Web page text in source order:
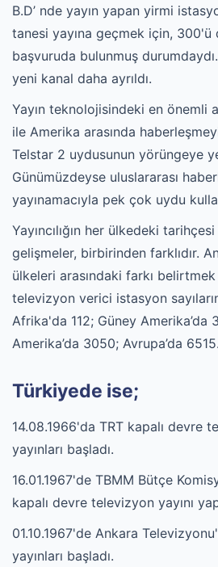
B.D’ nde yayın yapan yirmi
tanesi yayına geçmek için, 300'ü
başvuruda bulunmuş
yeni kanal daha ayrıldı.
Yayın teknolojisindeki en önemli
ile Amerika arasında
Telstar 2 uydusunun yörüngeye
Günümüzdeyse uluslararası
yayınamacıyla pek çok uydu
Yayıncılığın her ülkedeki
gelişmeler, birbirinden farklıdır.
ülkeleri arasındaki farkı belirtmek
televizyon verici istasyon
Afrika'da 112; Güney Amerika’da
Amerika’da 3050; Avrupa’da 6515.
Türkiyede ise;
14.08.1966'da TRT kapalı devre
yayınları başladı.
16.01.1967'de TBMM Bütçe
kapalı devre televizyon yayını
01.10.1967'de Ankara
yayınları başladı.